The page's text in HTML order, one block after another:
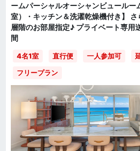
ームパーシャルオーシャンビュールー
室）・キッチン＆洗濯乾燥機付き】
層階のお部屋指定♪ プライベート専
間
4名1室 直行便 一人参加可
フリープラン